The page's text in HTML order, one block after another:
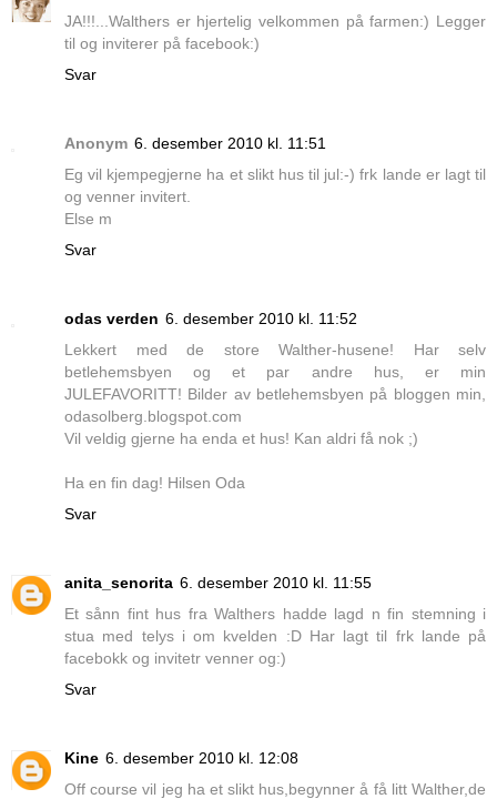
JA!!!...Walthers er hjertelig velkommen på farmen:) Legger
til og inviterer på facebook:)
Svar
Anonym 6. desember 2010 kl. 11:51
Eg vil kjempegjerne ha et slikt hus til jul:-) frk lande er lagt til
og venner invitert.
Else m
Svar
odas verden 6. desember 2010 kl. 11:52
Lekkert med de store Walther-husene! Har selv
betlehemsbyen og et par andre hus, er min
JULEFAVORITT! Bilder av betlehemsbyen på bloggen min,
odasolberg.blogspot.com
Vil veldig gjerne ha enda et hus! Kan aldri få nok ;)
Ha en fin dag! Hilsen Oda
Svar
anita_senorita 6. desember 2010 kl. 11:55
Et sånn fint hus fra Walthers hadde lagd n fin stemning i
stua med telys i om kvelden :D Har lagt til frk lande på
facebokk og invitetr venner og:)
Svar
Kine 6. desember 2010 kl. 12:08
Off course vil jeg ha et slikt hus,begynner å få litt Walther,de